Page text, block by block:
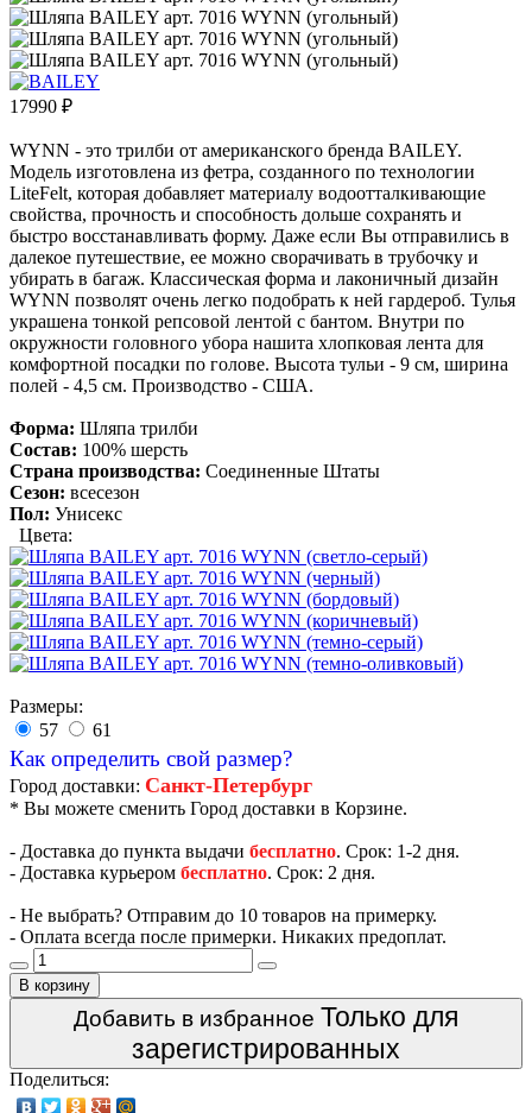
17990 ₽
WYNN - это трилби от американского бренда BAILEY.
Модель изготовлена из фетра, созданного по технологии
LiteFelt, которая добавляет материалу водоотталкивающие
свойства, прочность и способность дольше сохранять и
быстро восстанавливать форму. Даже если Вы отправились в
далекое путешествие, ее можно сворачивать в трубочку и
убирать в багаж. Классическая форма и лаконичный дизайн
WYNN позволят очень легко подобрать к ней гардероб. Тулья
украшена тонкой репсовой лентой с бантом. Внутри по
окружности головного убора нашита хлопковая лента для
комфортной посадки по голове. Высота тульи - 9 см, ширина
полей - 4,5 см. Производство - США.
Форма: Шляпа трилби
Состав: 100% шерсть
Страна производства: Соединенные Штаты
Сезон: всесезон
Пол: Унисекс
Цвета:
Размеры:
57
61
Как определить свой размер?
Город доставки: Санкт-Петербург
* Вы можете сменить Город доставки в Корзине.
- Доставка до пункта выдачи бесплатно. Срок: 1-2 дня.
- Доставка курьером бесплатно. Срок: 2 дня.
- Не выбрать? Отправим до 10 товаров на примерку.
- Оплата всегда после примерки. Никаких предоплат.
В корзину
Добавить в избранное Только для
зарегистрированных
Поделиться: